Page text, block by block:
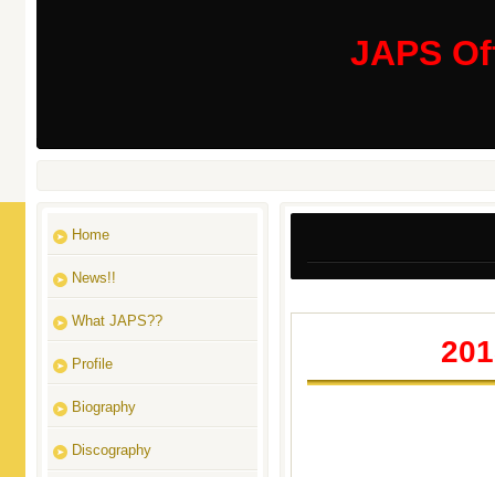
JAPS
Home
News!!
What JAPS??
Profile
Biography
Discography